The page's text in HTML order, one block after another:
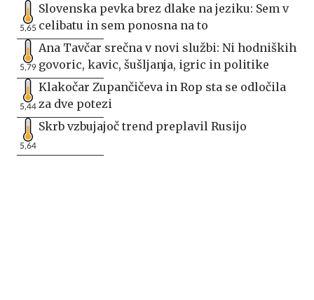
5,65
Slovenska pevka brez dlake na jeziku: Sem v
celibatu in sem ponosna na to
5,79
Ana Tavčar srečna v novi službi: Ni hodniških
govoric, kavic, šušljanja, igric in politike
5,44
Klakočar Zupančičeva in Rop sta se odločila
za dve potezi
5,64
Skrb vzbujajoč trend preplavil Rusijo